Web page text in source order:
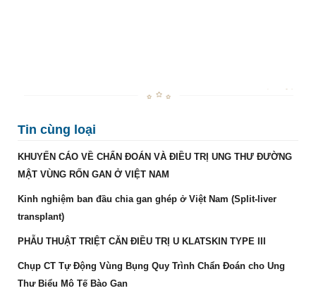
Tin cùng loại
KHUYẾN CÁO VỀ CHẨN ĐOÁN VÀ ĐIỀU TRỊ UNG THƯ ĐƯỜNG
MẬT VÙNG RỐN GAN Ở VIỆT NAM
Kinh nghiệm ban đầu chia gan ghép ở Việt Nam (Split-liver
transplant)
PHẪU THUẬT TRIỆT CĂN ĐIỀU TRỊ U KLATSKIN TYPE III
Chụp CT Tự Động Vùng Bụng Quy Trình Chẩn Đoán cho Ung
Thư Biểu Mô Tế Bào Gan